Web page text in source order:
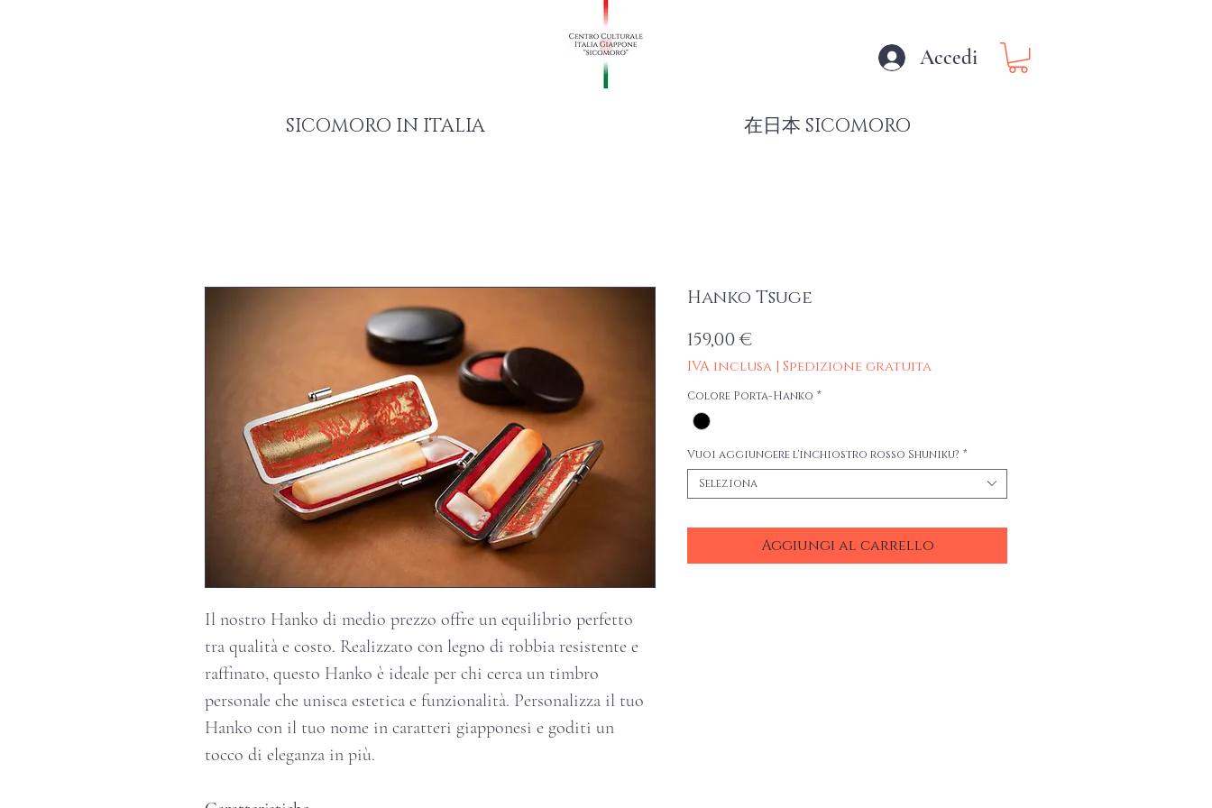
Accedi
SICOMORO IN ITALIA 在日本 SICOMORO
Il nostro Hanko di medio prezzo offre un equilibrio perfetto
tra qualità e costo. Realizzato con legno di robbia resistente e
raffinato, questo Hanko è ideale per chi cerca un timbro
personale che unisca estetica e funzionalità. Personalizza il tuo
Hanko con il tuo nome in caratteri giapponesi e goditi un
tocco di eleganza in più.
Hanko Tsuge
159,00 €Prezzo
IVA inclusa | Spedizione gratuita
Colore Porta-Hanko *
Vuoi aggiungere l'inchiostro rosso Shuniku? *
Seleziona
Aggiungi al carrello